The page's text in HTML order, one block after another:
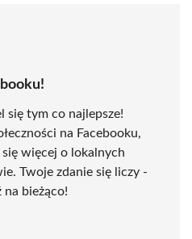
się tym co najlepsze!
na Facebooku,
więcej o lokalnych
Twoje zdanie się liczy -
na bieżąco!